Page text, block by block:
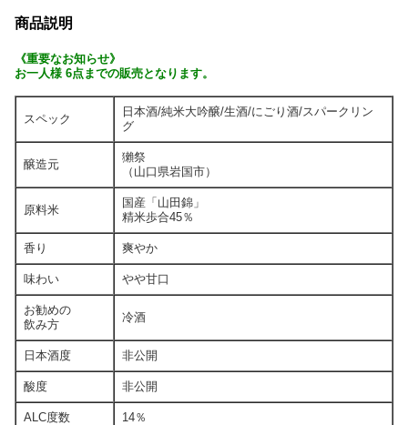
商品説明
《重要なお知らせ》
お一人様 6点までの販売となります。
スペック
日本酒/純米大吟醸/生酒/にごり酒/スパークリン
グ
醸造元
獺祭
（山口県岩国市）
原料米
国産「山田錦」
精米歩合45％
香り 爽やか
味わい やや甘口
お勧めの
飲み方
冷酒
日本酒度 非公開
酸度 非公開
ALC度数 14％